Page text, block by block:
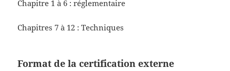
Chapitre 1 à 6 : réglementaire
Chapitres 7 à 12 : Techniques
Format de la certification externe